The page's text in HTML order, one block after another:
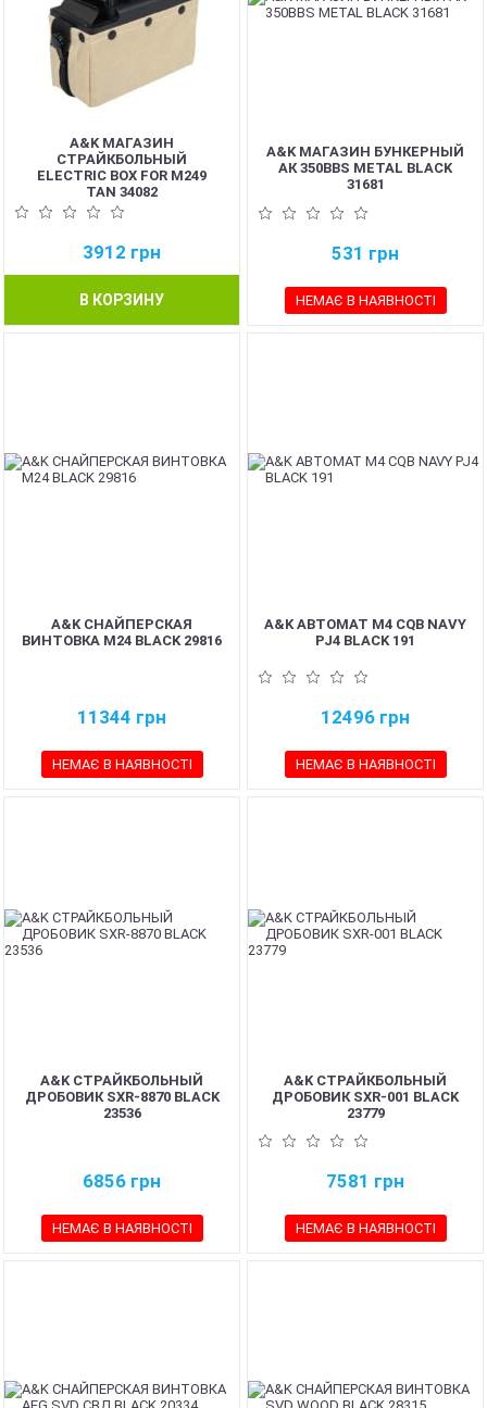
A&K МАГАЗИН
СТРАЙКБОЛЬНЫЙ
ELECTRIC BOX FOR M249
TAN 34082
3912 грн
В КОРЗИНУ
A&K МАГАЗИН БУНКЕРНЫЙ
АК 350BBS METAL BLACK
31681
531 грн
НЕМАЄ В НАЯВНОСТІ
A&K СНАЙПЕРСКАЯ
ВИНТОВКА M24 BLACK 29816
11344 грн
НЕМАЄ В НАЯВНОСТІ
A&K АВТОМАТ M4 CQB NAVY
PJ4 BLACK 191
12496 грн
НЕМАЄ В НАЯВНОСТІ
A&K СТРАЙКБОЛЬНЫЙ
ДРОБОВИК SXR-8870 BLACK
23536
6856 грн
НЕМАЄ В НАЯВНОСТІ
A&K СТРАЙКБОЛЬНЫЙ
ДРОБОВИК SXR-001 BLACK
23779
7581 грн
НЕМАЄ В НАЯВНОСТІ